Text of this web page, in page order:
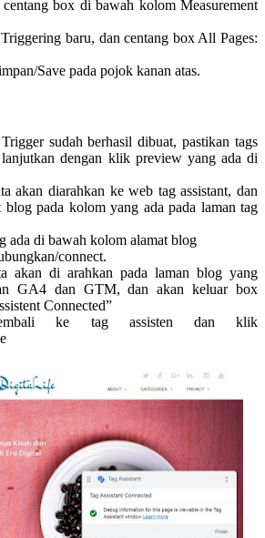
centang box di bawah kolom Measurement
baru, dan centang box All Pages:
Save pada pojok kanan atas.
sudah berhasil dibuat, pastikan tags
dengan klik preview yang ada di
akan diarahkan ke web tag assistant, dan
blog pada kolom yang ada pada laman tag
ada di bawah kolom alamat blog
connect.
akan di arahkan pada laman blog yang
GA4 dan GTM, dan akan keluar box
Connected”
ke tag assisten dan klik